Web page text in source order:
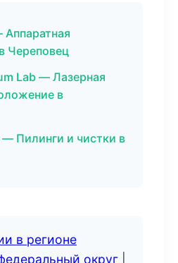
Череповец
Lab — Лазерная
в
— Пилинги и чистки в
в регионе
округ